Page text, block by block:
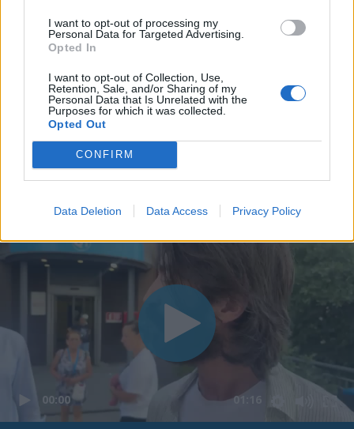
I want to opt-out of processing my
Personal Data for Targeted Advertising.
Opted In
I want to opt-out of Collection, Use,
Retention, Sale, and/or Sharing of my
Personal Data that Is Unrelated with the
Purposes for which it was collected.
Opted Out
CONFIRM
Data Deletion Data Access Privacy Policy
00:00 01:16